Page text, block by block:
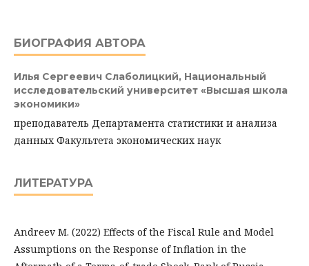
БИОГРАФИЯ АВТОРА
Илья Сергеевич Слаболицкий, Национальный
исследовательский университет «Высшая школа
экономики»
преподаватель Департамента статистики и анализа
данных Факультета экономических наук
ЛИТЕРАТУРА
Andreev M. (2022) Effects of the Fiscal Rule and Model
Assumptions on the Response of Inflation in the